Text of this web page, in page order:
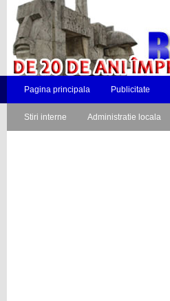
Pagina principala Publicitate
Stiri interne Administratie locala